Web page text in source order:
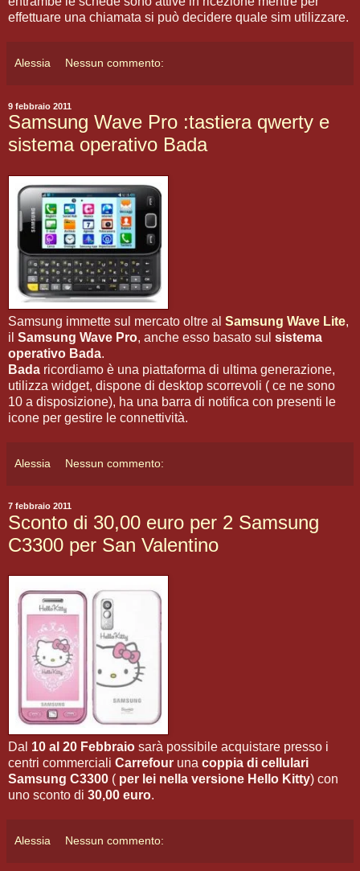
effettuare una chiamata si può decidere quale sim utilizzare.
Alessia Nessun commento:
9 febbraio 2011
Samsung Wave Pro :tastiera qwerty e
sistema operativo Bada
Samsung immette sul mercato oltre al Samsung Wave Lite,
il Samsung Wave Pro, anche esso basato sul sistema
operativo Bada.
Bada ricordiamo è una piattaforma di ultima generazione,
utilizza widget, dispone di desktop scorrevoli ( ce ne sono
10 a disposizione), ha una barra di notifica con presenti le
icone per gestire le connettività.
Alessia Nessun commento:
7 febbraio 2011
Sconto di 30,00 euro per 2 Samsung
C3300 per San Valentino
Dal 10 al 20 Febbraio sarà possibile acquistare presso i
centri commerciali Carrefour una coppia di cellulari
Samsung C3300 ( per lei nella versione Hello Kitty) con
uno sconto di 30,00 euro.
Alessia Nessun commento: